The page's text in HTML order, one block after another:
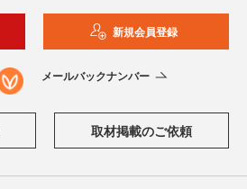
新規会員登録
メールバックナンバー
取材掲載のご依頼